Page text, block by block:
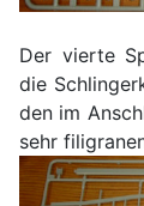
Der vierte
die
den im
sehr